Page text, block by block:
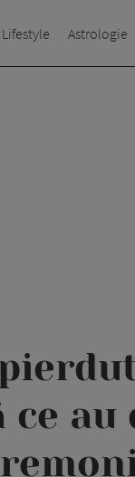
Lifestyle Astrologie
ce